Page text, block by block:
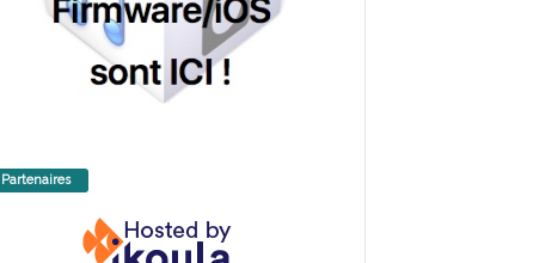
Partenaires